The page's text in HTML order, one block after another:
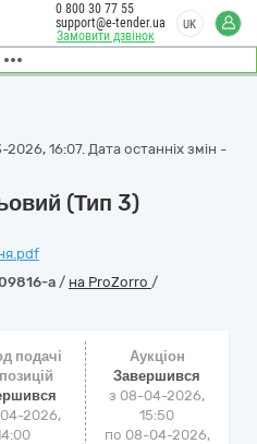
Замовити дзвінок
0 800 30 77 55
support@e-tender.ua
UK
16:07. Дата останніх змін -
(Тип 3)
a / на ProZorro /
подачі
2026,
Аукціон
Завершився
з 08-04-2026,
15:50
по 08-04-2026,